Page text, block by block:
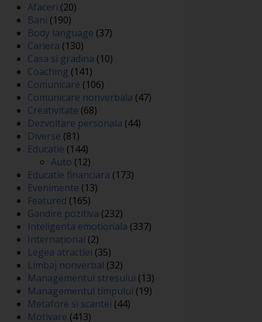
Afaceri (20)
Bani (190)
Body language (37)
Cariera (130)
Casa si gradina (10)
Coaching (141)
Comunicare (106)
Comunicare nonverbala (47)
Creativitate (68)
Dezvoltare personala (44)
Diverse (81)
Educatie (144)
Auto (12)
Educatie financiara (173)
Evenimente (13)
Featured (165)
Gandire pozitiva (232)
Inteligenta emotionala (337)
Internațional (2)
Legea atractiei (35)
Limbaj nonverbal (32)
Managementul stresului (13)
Managementul timpului (19)
Metafore si scantei (44)
Motivare (413)